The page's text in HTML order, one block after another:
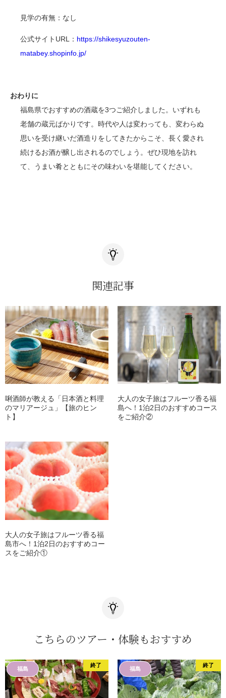
見学の有無：なし
公式サイト URL ： https://shikesyuzouten-
matabey.shopinfo.jp/
おわりに
福島県でおすすめの酒蔵を3つご紹介しました。いずれも
老舗の蔵元ばかりです。時代や人は変わっても、変わらぬ
思いを受け継いだ酒造りをしてきたからこそ、長く愛され
続けるお酒が醸し出されるのでしょう。ぜひ現地を訪れ
て、うまい肴とともにその味わいを堪能してください。
関連記事
唎酒師が教える「日本酒と料理
のマリアージュ」【旅のヒン
ト】
大人の女子旅はフルーツ香る福
島へ！1泊2日のおすすめコース
をご紹介②
大人の女子旅はフルーツ香る福
島市へ！1泊2日のおすすめコー
スをご紹介①
こちらのツアー・体験もおすすめ
福島
終了
福島
終了